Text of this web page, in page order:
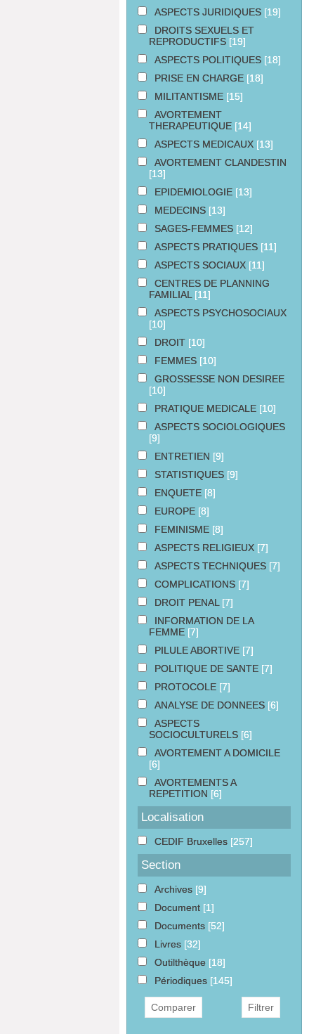
ASPECTS JURIDIQUES [19]
DROITS SEXUELS ET
REPRODUCTIFS [19]
ASPECTS POLITIQUES [18]
PRISE EN CHARGE [18]
MILITANTISME [15]
AVORTEMENT
THERAPEUTIQUE [14]
ASPECTS MEDICAUX [13]
AVORTEMENT CLANDESTIN
[13]
EPIDEMIOLOGIE [13]
MEDECINS [13]
SAGES-FEMMES [12]
ASPECTS PRATIQUES [11]
ASPECTS SOCIAUX [11]
CENTRES DE PLANNING
FAMILIAL [11]
ASPECTS PSYCHOSOCIAUX
[10]
DROIT [10]
FEMMES [10]
GROSSESSE NON DESIREE
[10]
PRATIQUE MEDICALE [10]
ASPECTS SOCIOLOGIQUES
[9]
ENTRETIEN [9]
STATISTIQUES [9]
ENQUETE [8]
EUROPE [8]
FEMINISME [8]
ASPECTS RELIGIEUX [7]
ASPECTS TECHNIQUES [7]
COMPLICATIONS [7]
DROIT PENAL [7]
INFORMATION DE LA
FEMME [7]
PILULE ABORTIVE [7]
POLITIQUE DE SANTE [7]
PROTOCOLE [7]
ANALYSE DE DONNEES [6]
ASPECTS
SOCIOCULTURELS [6]
AVORTEMENT A DOMICILE
[6]
AVORTEMENTS A
REPETITION [6]
Localisation
CEDIF Bruxelles [257]
Section
Archives [9]
Document [1]
Documents [52]
Livres [32]
Outilthèque [18]
Périodiques [145]